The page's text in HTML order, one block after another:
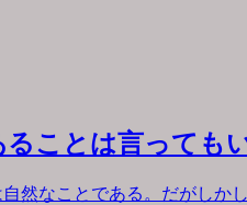
ことは言っても
然なことである。だがしか